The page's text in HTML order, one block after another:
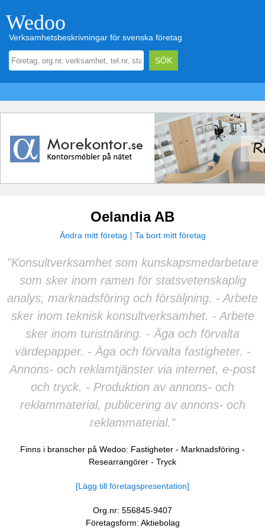
Wedoo
Verksamhetsbeskrivningar för svenska företag
Oelandia AB
Ändra mitt företag Ta bort mitt företag
"Konsultverksamhet som kunskapsmedarbetare
som sker inom ramen för statsvetenskaplig
analys, marknadsföring och försäljning. - Arbete
sker inom teknisk konsultverksamhet. - Arbete
sker inom turistnäring. - Äga och förvalta
värdepapper. - Äga och förvalta fastigheter. -
Annons- och reklamtjänster via internet, e-post
och tryck. - Produktion av annons- och
reklammaterial, publicering av annons- och
reklammaterial."
Finns i branscher på Wedoo: Fastigheter - Marknadsföring -
Researrangörer - Tryck
[Lägg till företagspresentation]
Org.nr: 556845-9407
Företagsform: Aktiebolag